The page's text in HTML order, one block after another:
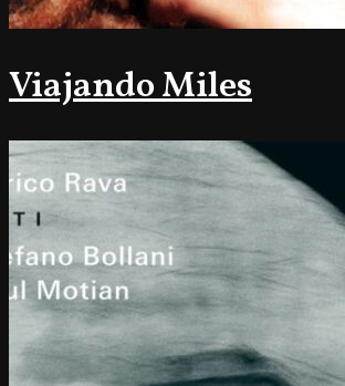
Viajando Miles